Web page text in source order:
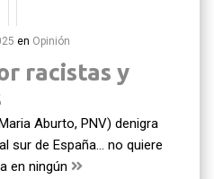
en Opinión
racistas y
Aburto, PNV) denigra
sur de España… no quiere
en ningún